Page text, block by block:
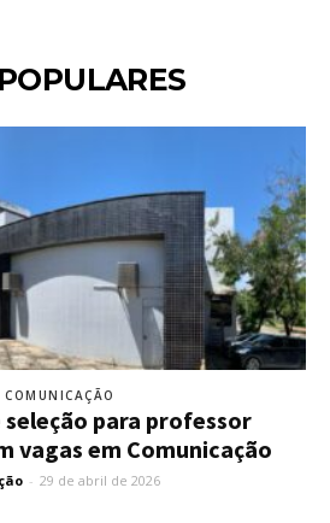
COMUNICAÇÃO
seleção para professor
vagas em Comunicação
- 29 de abril de 2026